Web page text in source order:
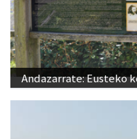
Andazarrate: Eusteko